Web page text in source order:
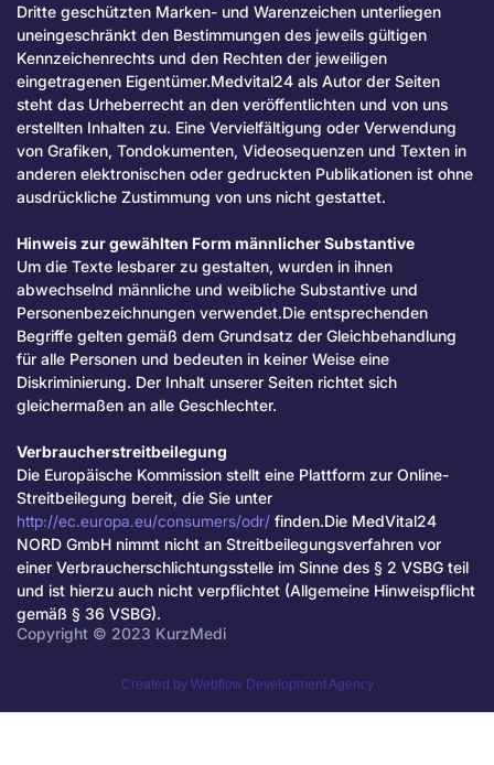
Dritte geschützten Marken- und Warenzeichen unterliegen
uneingeschränkt den Bestimmungen des jeweils gültigen
Kennzeichenrechts und den Rechten der jeweiligen
eingetragenen Eigentümer.Medvital24 als Autor der Seiten
steht das Urheberrecht an den veröffentlichten und von uns
erstellten Inhalten zu. Eine Vervielfältigung oder Verwendung
von Grafiken, Tondokumenten, Videosequenzen und Texten in
anderen elektronischen oder gedruckten Publikationen ist ohne
ausdrückliche Zustimmung von uns nicht gestattet.
Hinweis zur gewählten Form männlicher Substantive
Um die Texte lesbarer zu gestalten, wurden in ihnen
abwechselnd männliche und weibliche Substantive und
Personenbezeichnungen verwendet.Die entsprechenden
Begriffe gelten gemäß dem Grundsatz der Gleichbehandlung
für alle Personen und bedeuten in keiner Weise eine
Diskriminierung. Der Inhalt unserer Seiten richtet sich
gleichermaßen an alle Geschlechter.
Verbraucherstreitbeilegung
Die Europäische Kommission stellt eine Plattform zur Online-
Streitbeilegung bereit, die Sie unter
http://ec.europa.eu/consumers/odr/ finden.Die MedVital24
NORD GmbH nimmt nicht an Streitbeilegungsverfahren vor
einer Verbraucherschlichtungsstelle im Sinne des § 2 VSBG teil
und ist hierzu auch nicht verpflichtet (Allgemeine Hinweispflicht
gemäß § 36 VSBG).
Copyright © 2023 KurzMedi
Created by Webflow Development Agency